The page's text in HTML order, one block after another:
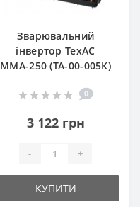
Зварювальний
інвертор ТехАС
MMА-250 (TA-00-005К)
0
3 122 грн
- +
КУПИТИ